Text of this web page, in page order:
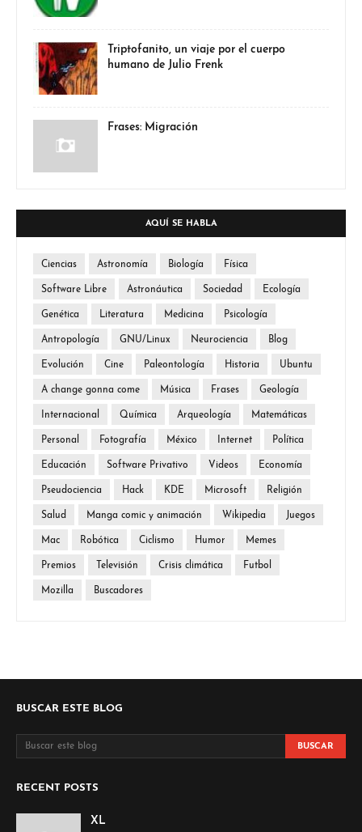
Triptofanito, un viaje por el cuerpo
humano de Julio Frenk
Frases: Migración
AQUÍ SE HABLA
Ciencias Astronomía Biología Física
Software Libre Astronáutica Sociedad Ecología
Genética Literatura Medicina Psicología
Antropología GNU/Linux Neurociencia Blog
Evolución Cine Paleontología Historia Ubuntu
A change gonna come Música Frases Geología
Internacional Química Arqueología Matemáticas
Personal Fotografía México Internet Política
Educación Software Privativo Videos Economía
Pseudociencia Hack KDE Microsoft Religión
Salud Manga comic y animación Wikipedia Juegos
Mac Robótica Ciclismo Humor Memes
Premios Televisión Crisis climática Futbol
Mozilla Buscadores
BUSCAR ESTE BLOG
RECENT POSTS
XL